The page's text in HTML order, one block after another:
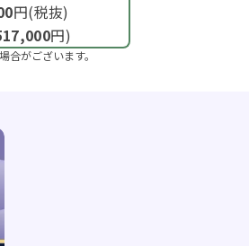
円(税抜)
円)
がございます。